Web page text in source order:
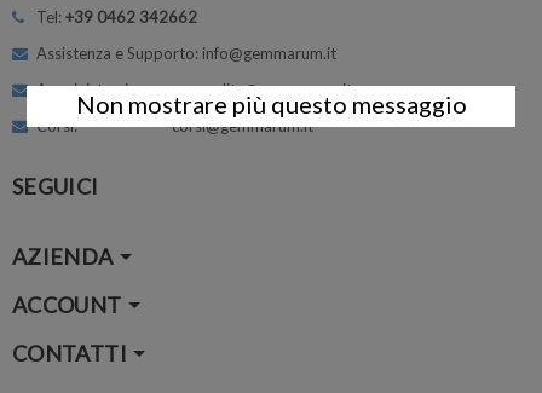
Tel:+39 0462 342662
Assistenza e Supporto: info@gemmarum.it
Amministrazione: vendite@gemmarum.it
Corsi: corsi@gemmarum.it
SEGUICI
AZIENDA
ACCOUNT
CONTATTI
Non mostrare più questo messaggio